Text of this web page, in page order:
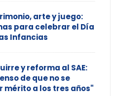
arte y juego:
para celebrar el Día
Infancias
y reforma al SAE:
de que no se
mérito a los tres años"